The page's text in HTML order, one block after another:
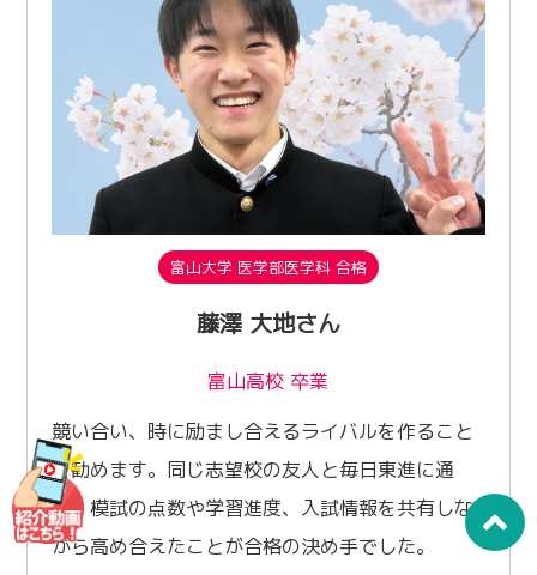
富山大学 医学部医学科 合格
藤澤 大地さん
富山高校 卒業
競い合い、時に励まし合えるライバルを作ること
を勧めます。同じ志望校の友人と毎日東進に通
い、模試の点数や学習進度、入試情報を共有しな
がら高め合えたことが合格の決め手でした。